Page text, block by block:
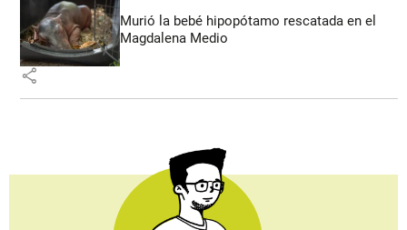
Murió la bebé hipopótamo rescatada en el
Magdalena Medio
share